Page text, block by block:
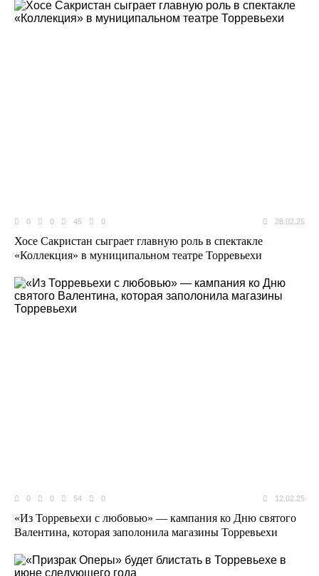
0 0 45 0 28.02.25
Хосе Сакристан сыграет главную роль в спектакле
«Коллекция» в муниципальном театре Торревьехи
0 0 54 0 12.02.25
«Из Торревьехи с любовью» — кампания ко Дню святого
Валентина, которая заполонила магазины Торревьехи